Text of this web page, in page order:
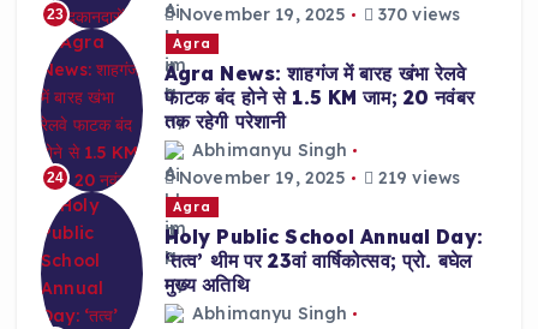
23
November 19, 2025
370 views
24
Agra
Agra News: शाहगंज में बारह खंभा रेलवे
फाटक बंद होने से 1.5 KM जाम; 20 नवंबर
तक रहेगी परेशानी
Abhimanyu Singh
November 19, 2025
219 views
Agra
Holy Public School Annual Day:
‘तत्व’ थीम पर 23वां वार्षिकोत्सव; प्रो. बघेल
मुख्य अतिथि
Abhimanyu Singh